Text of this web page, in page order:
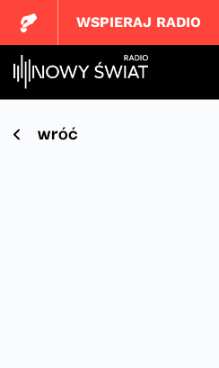
WSPIERAJ RADIO
wróć